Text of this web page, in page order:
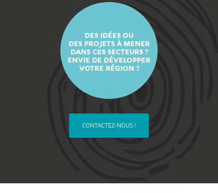
DES IDÉES OU
DES PROJETS À MENER
DANS CES SECTEURS ?
ENVIE DE DÉVELOPPER
VOTRE RÉGION ?
CONTACTEZ-NOUS !